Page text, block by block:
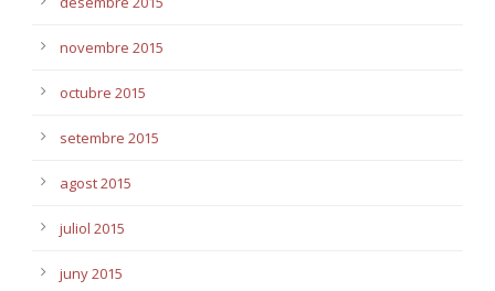
novembre 2015
octubre 2015
setembre 2015
agost 2015
juliol 2015
juny 2015